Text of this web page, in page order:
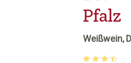
Pfalz
Weißwein,